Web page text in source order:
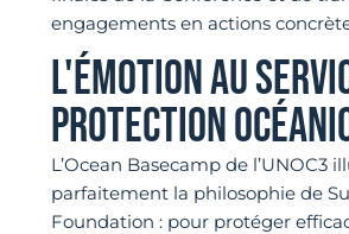
engagements en actions
L'ÉMOTION AU
PROTECTION
L’Ocean Basecamp de l’UNOC3
parfaitement la philosophie de
Foundation : pour protéger